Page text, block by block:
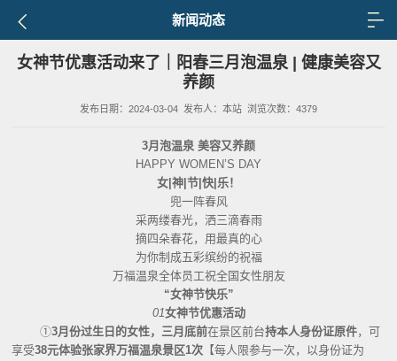
新闻动态
女神节优惠活动来了｜阳春三月泡温泉 | 健康美容又
养颜
发布日期：2024-03-04 发布人：本站 浏览次数：4379
3月泡温泉 美容又养颜
HAPPY WOMEN’S DAY
女 |神|节|快|乐！
兜一阵春风
采两缕春光，洒三滴春雨
摘四朵春花，用最真的心
为你制成五彩缤纷的祝福
万福温泉全体员工祝全国女性朋友
“女神节快乐”
01女神节优惠活动
①3月份过生日的女性，三月底前在景区前台持本人身份证原件，可
享受38元体验张家界万福温泉景区1次 【每人限参与一次，以身份证为